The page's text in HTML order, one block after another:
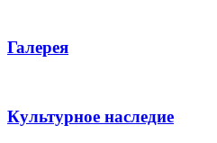
Галерея
Культурное наследие